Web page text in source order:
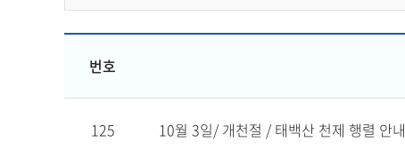
번호
125 10월 3일/ 개천절 / 태백산 천제 행렬 안내